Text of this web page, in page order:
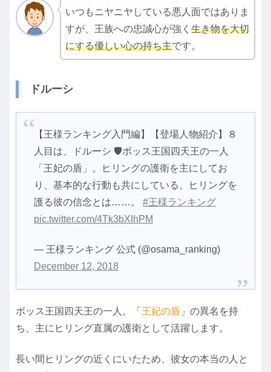
いつもニヤニヤしている悪人面ではありま
すが、王族への忠誠心が強く生き物を大切
にする優しい心の持ち主です。
ドルーシ
【王様ランキング入門編】【登場人物紹介】８
人目は、ドルーシ 🛡️ボッス王国四天王の一人
「王妃の盾」。ヒリングの護衛を主にしてお
り、基本的な行動も共にしている。ヒリングを
護る彼の信念とは……。 #王様ランキング
pic.twitter.com/4Tk3bXIhPM
— 王様ランキング 公式 (@osama_ranking)
December 12, 2018
ボッス王国四天王の一人。「 王妃の盾 」の異名を持
ち、主にヒリング直属の護衛として活躍します。
長い間ヒリングの近くにいたため、彼女の本当の人と